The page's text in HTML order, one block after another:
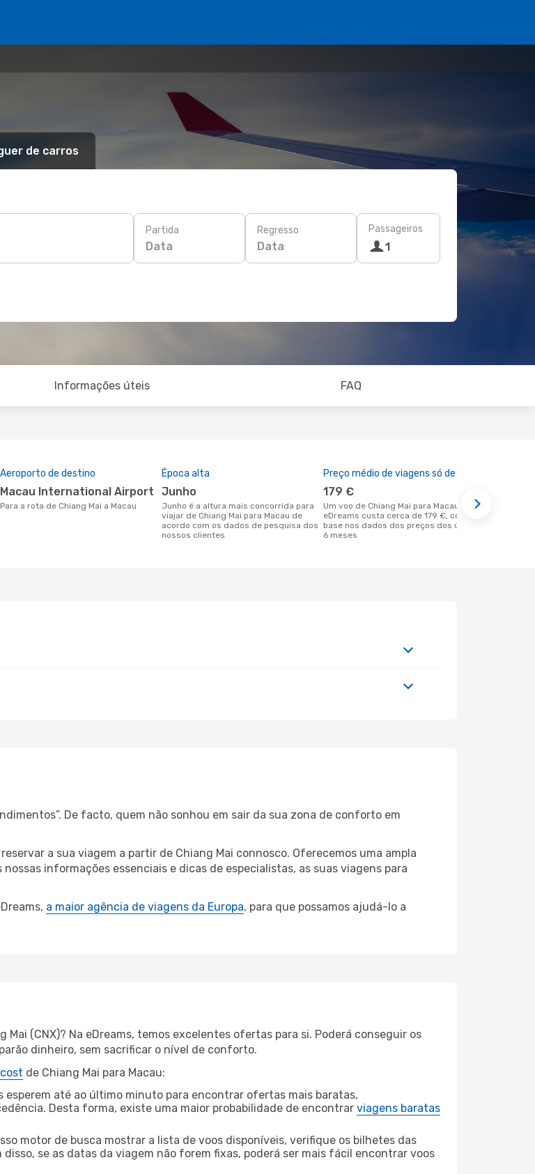
de carros
Partida
Data
Regresso
Data
Passageiros
1
Informações úteis FAQ
Aeroporto de destino
Macau International Airport
Para a rota de Chiang Mai a Macau
Época alta
junho
junho é a altura mais concorrida para
viajar de Chiang Mai para Macau de
acordo com os dados de pesquisa dos
nossos clientes
Preço médio de viagens só de ida
179 €
Um voo de Chiang Mai para Macau na
eDreams custa cerca de 179 €, com
base nos dados dos preços dos últimos
6 meses
De facto, quem não sonhou em sair da sua zona de conforto em
a sua viagem a partir de Chiang Mai connosco. Oferecemos uma ampla
informações essenciais e dicas de especialistas, as suas viagens para
a maior agência de viagens da Europa, para que possamos ajudá-lo a
Mai (CNX)? Na eDreams, temos excelentes ofertas para si. Poderá conseguir os
dinheiro, sem sacrificar o nível de conforto.
de Chiang Mai para Macau:
esperem até ao último minuto para encontrar ofertas mais baratas,
Desta forma, existe uma maior probabilidade de encontrar viagens baratas
motor de busca mostrar a lista de voos disponíveis, verifique os bilhetes das
se as datas da viagem não forem fixas, poderá ser mais fácil encontrar voos